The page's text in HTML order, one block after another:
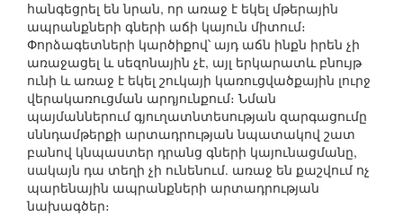
հանգեցրել են նրան, որ առաջ է եկել մթերային
ապրանքների գների աճի կայուն միտում։
Փորձագետների կարծիքով՝ այդ աճն ինքն իրեն չի
առաջացել և սեզոնային չէ, այլ երկարատև բնույթ
ունի և առաջ է եկել շուկայի կառուցվածքային լուրջ
վերակառուցման արդյունքում։ Նման
պայմաններում գյուղատնտեսության զարգացումը
սննդամթերքի արտադրության նպատակով շատ
բանով կնպաստեր դրանց գների կայունացմանը,
սակայն դա տեղի չի ունենում. առաջ են քաշվում ոչ
պարենային ապրանքների արտադրության
նախագծեր։